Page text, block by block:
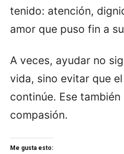
tenido: atención,
amor que puso fin a
A veces, ayudar no
vida, sino evitar que
continúe. Ese
compasión.
Me gusta esto: